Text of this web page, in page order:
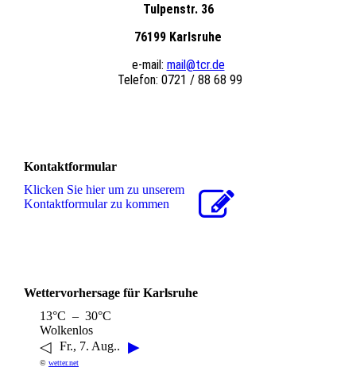
Tulpenstr. 36
76199 Karlsruhe
e-mail: mail@tcr.de
Telefon: 0721 / 88 68 99
Kontaktformular
Klicken Sie hier um zu unserem
Kon­takt­for­mu­lar zu kommen
Wettervorhersage für Karlsruhe
13°C – 30°C
Wolkenlos
◁ Fr., 7. Aug.. ▶
© wetter.net